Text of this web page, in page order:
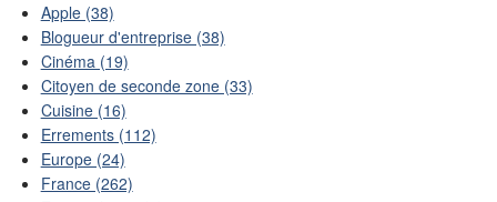
Apple (38)
Blogueur d'entreprise (38)
Cinéma (19)
Citoyen de seconde zone (33)
Cuisine (16)
Errements (112)
Europe (24)
France (262)